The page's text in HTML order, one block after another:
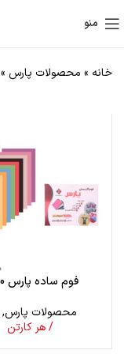
منو
خانه » محصولات پارس »
فوم ساده پارس P500
محصولات پارس,
/ هر کارتن